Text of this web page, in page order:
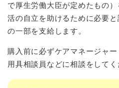
で厚生労働大臣が定めたもの
活の自立を助けるために必要
の一部を支給します。
購入前に必ずケアマネージャ
用具相談員などに相談をしてく